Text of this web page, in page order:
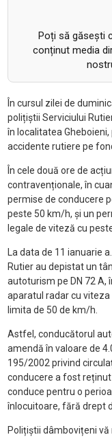
Poți să găsești
conținut media
În cursul zilei de
polițiștii Serviciului
în localitatea
accidente rutiere pe
În cele două ore de
contravenționale, în
permise de conducere
peste 50 km/h, și un
legale de viteză cu
La data de 11 ianuarie
Rutier au depistat un
autoturism pe DN 72 A,
aparatul radar cu
limita de 50 de km/h.
Astfel, conducătorul
amendă în valoare de
195/2002 privind
conducere a fost
conduce pentru o
înlocuitoare, fără drept
Polițiștii dâmbovițeni